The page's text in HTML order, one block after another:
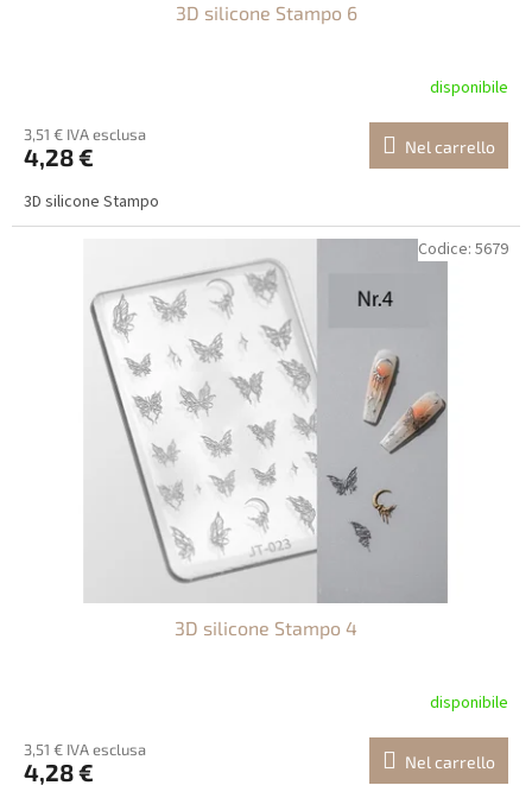
3D silicone Stampo 6
disponibile
3,51 € IVA esclusa
4,28 € Nel carrello
3D silicone Stampo
3D silicone Stampo 4
disponibile
3,51 € IVA esclusa
4,28 € Nel carrello
Codice: 5679